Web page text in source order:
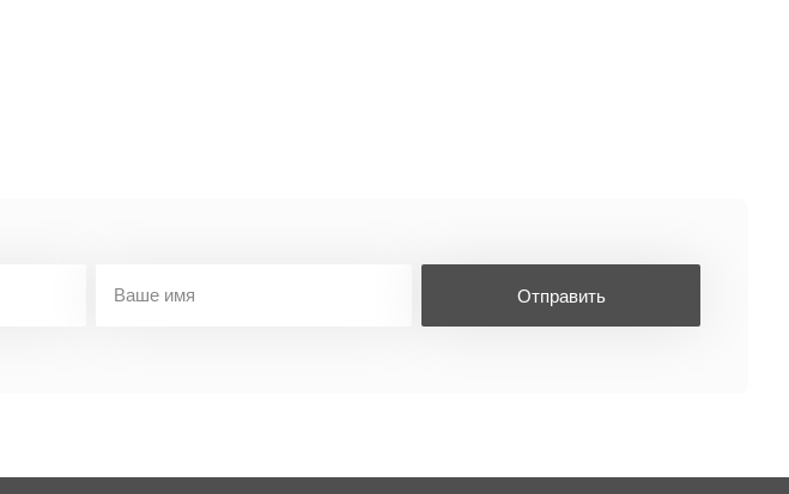
Отправить